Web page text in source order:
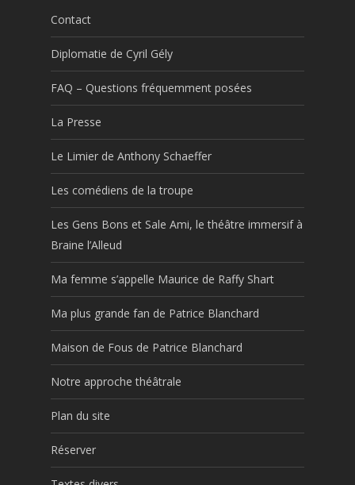
Contact
Diplomatie de Cyril Gély
FAQ – Questions fréquemment posées
La Presse
Le Limier de Anthony Schaeffer
Les comédiens de la troupe
Les Gens Bons et Sale Ami, le théâtre immersif à
Braine l’Alleud
Ma femme s’appelle Maurice de Raffy Shart
Ma plus grande fan de Patrice Blanchard
Maison de Fous de Patrice Blanchard
Notre approche théâtrale
Plan du site
Réserver